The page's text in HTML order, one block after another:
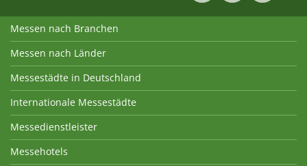
Messen nach Branchen
Messen nach Länder
Messestädte in Deutschland
Internationale Messestädte
Messedienstleister
Messehotels